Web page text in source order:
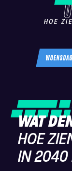
HOE
WAT
HOE
IN 2040